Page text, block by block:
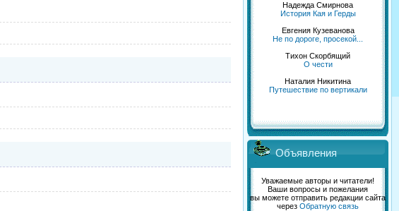
Надежда Смирнова
История Кая и Герды
Евгения Кузеванова
Не по дороге, просекой...
Тихон Скорбящий
О чести
Наталия Никитина
Путешествие по вертикали
Объявления
Уважаемые авторы и читатели!
Ваши вопросы и пожелания
вы можете отправить редакции сайта
через Обратную связь